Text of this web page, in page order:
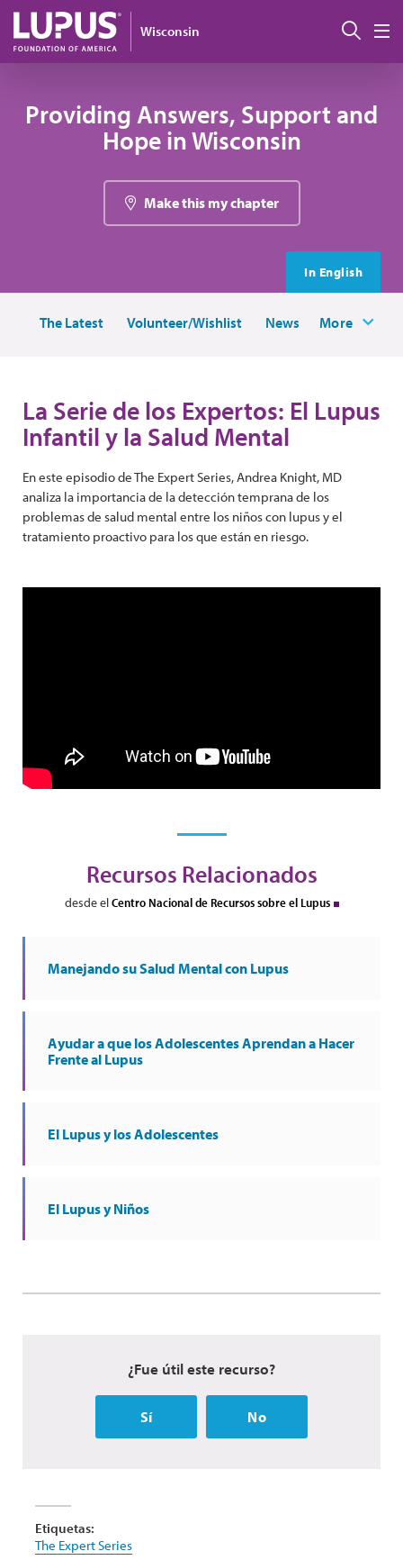
Pasar al contenido principal
Wisconsin
Providing Answers, Support and
Hope in Wisconsin
Make this my chapter
In English
The Latest Volunteer/Wishlist News More
La Serie de los Expertos: El Lupus
Infantil y la Salud Mental
En este episodio de The Expert Series, Andrea Knight, MD
analiza la importancia de la detección temprana de los
problemas de salud mental entre los niños con lupus y el
tratamiento proactivo para los que están en riesgo.
Recursos Relacionados
desde elCentro Nacional de Recursos sobre el Lupus
Manejando su Salud Mental con Lupus
Ayudar a que los Adolescentes Aprendan a Hacer
Frente al Lupus
El Lupus y los Adolescentes
El Lupus y Niños
¿Fue útil este recurso?
Sí No
Etiquetas:
The Expert Series